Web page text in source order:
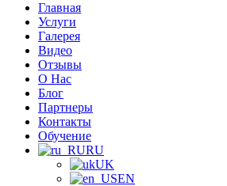
Главная
Услуги
Галерея
Видео
Отзывы
О Нас
Блог
Партнеры
Контакты
Обучение
RU
UK
EN